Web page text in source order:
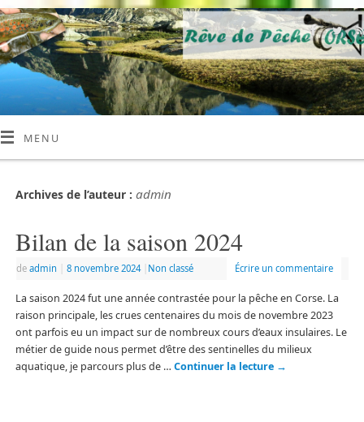
MENU
Archives de l’auteur : admin
Bilan de la saison 2024
de admin 8 novembre 2024 Non classé Écrire un commentaire
La saison 2024 fut une année contrastée pour la pêche en Corse. La
raison principale, les crues centenaires du mois de novembre 2023
ont parfois eu un impact sur de nombreux cours d’eaux insulaires. Le
métier de guide nous permet d’être des sentinelles du milieux
aquatique, je parcours plus de … Continuer la lecture →